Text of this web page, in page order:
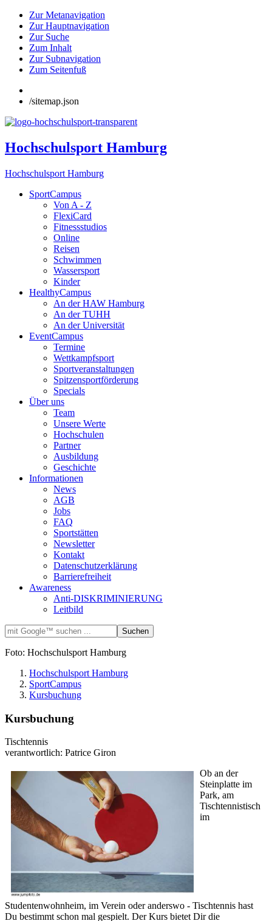
Zur Metanavigation
Zur Hauptnavigation
Zur Suche
Zum Inhalt
Zur Subnavigation
Zum Seitenfuß
/sitemap.json
Hochschulsport Hamburg
Hochschulsport Hamburg
SportCampus
Von A - Z
FlexiCard
Fitnessstudios
Online
Reisen
Schwimmen
Wassersport
Kinder
HealthyCampus
An der HAW Hamburg
An der TUHH
An der Universität
EventCampus
Termine
Wettkampfsport
Sportveranstaltungen
Spitzensportförderung
Specials
Über uns
Team
Unsere Werte
Hochschulen
Partner
Ausbildung
Geschichte
Informationen
News
AGB
Jobs
FAQ
Sportstätten
Newsletter
Kontakt
Datenschutzerklärung
Barrierefreiheit
Awareness
Anti-DISKRIMINIERUNG
Leitbild
Foto: Hochschulsport Hamburg
Hochschulsport Hamburg
SportCampus
Kursbuchung
Kursbuchung
Tischtennis
verantwortlich: Patrice Giron
Ob an der
Steinplatte im
Park, am
Tischtennistisch
im
Studentenwohnheim, im Verein oder anderswo - Tischtennis hast
Du bestimmt schon mal gespielt. Der Kurs bietet Dir die